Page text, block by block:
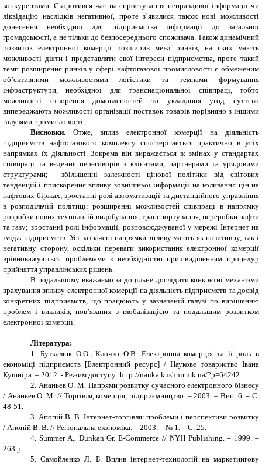
конкурентами. Скоротився час на спростування неправдивої інформації чи
ліквідацію наслідків негативної, проте з’явилися також нові можливості
донесення необхідної для підприємства інформації до загальної
громадськості, а не тільки до безпосереднього споживача. Також динамічний
розвиток електронної комерції розширив межі ринків, на яких мають
можливості діяти і представляти свої інтереси підприємства, проте такий
темп розширення ринків у сфері нафтогазової промисловості є обмеженим
об’єктивними можливостями логістики та темпами формування
інфраструктури, необхідної для транснаціональної співпраці, тобто
можливості створення домовленостей та укладання угод суттєво
випереджають можливості організації поставок товарів порівняно з іншими
галузями промисловості.
Висновки. Отже, вплив електронної комерції на діяльність
підприємств нафтогазового комплексу спостерігається практично в усіх
напрямках їх діяльності. Зокрема він виражається в: змінах у стандартах
співпраці та ведення переговорів з клієнтами, партнерами та урядовими
структурами; збільшенні залежності цінової політики від світових
тенденцій і прискорення впливу зовнішньої інформації на коливання цін на
нафтових біржах; зростанні ролі автоматизації та дистанційного управління
в розподільчій політиці; розширенні можливостей співпраці в напрямку
розробки нових технологій видобування, транспортування, переробки нафти
та газу; зростанні ролі інформації, розповсюджуваної у мережі Інтернет на
імідж підприємств. Усі зазначені напрямки впливу мають як позитивну, так і
негативну сторону, оскільки переваги використання електронної комерції
врівноважуються проблемами з необхідністю пришвидшенням процедур
прийняття управлінських рішень.
В подальшому вважаємо за доцільне дослідити конкретні механізми
врахування впливу електронної комерції на діяльність підприємств та досвід
конкретних підприємств, що працюють у зазначеній галузі по вирішенню
проблем і викликів, пов’язаних з глобалізацією та подальшим розвитком
електронної комерції.
Література:
1.
Буткалюк О.О., Клочко О.В. Електронна комерція та її роль в
економіці підприємств [Електронний ресурс] / Наукове товариство Івана
Кушніра. – 2012. - Режим доступу: http://nauka.kushnir.mk.ua/?p=64242
2. Ананьев О. М. Напрями розвитку сучасного електронного бізнесу
/ Ананьев О. М. // Торгівля, комерція, підприємництво. – 2003. – Вип. 6. – С.
48-51.
3. Апопій В. В. Інтернет-торгівля: проблеми і перспективи розвитку
/ Апопій В. В. // Регіональна економіка. – 2003. – № 1. – С. 25.
4. Summer A., Dunkan Gr. E-Commerce // NYH Publishing. – 1999. –
263 p.
5.
Самойленко Л. Б. Вплив інтернет-технологій на маркетингову